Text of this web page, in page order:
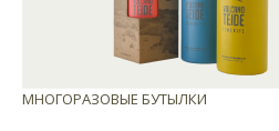
МНОГОРАЗОВЫЕ БУТЫЛКИ